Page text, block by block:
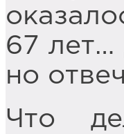
67
но
Что